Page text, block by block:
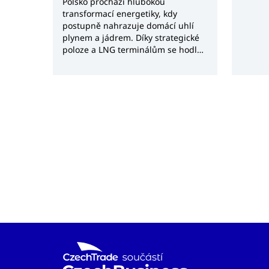
transformací energetiky, kdy
postupně nahrazuje domácí uhlí
plynem a jádrem. Díky strategické
poloze a LNG terminálům se hodlá